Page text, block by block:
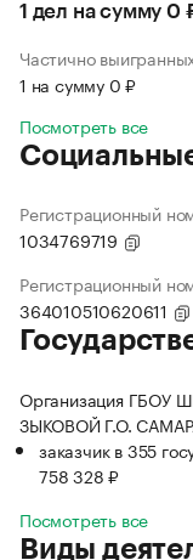
1 дел на сумму 0
Частично
1 на сумму 0 ₽
Посмотреть все
Регистрационный
1034769719
Регистрационный
364010510620611
Организация ГБОУ
ЗЫКОВОЙ Г.О.
заказчик в 355
758 328 ₽
Посмотреть все
Виды